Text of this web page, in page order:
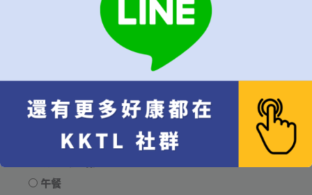
建議"當週"以上較易成功訂位
只接受指定日期[+NT$330]
當月皆可
無限制，有訂到就吃
建議"隨機"較容易成功訂位
午餐